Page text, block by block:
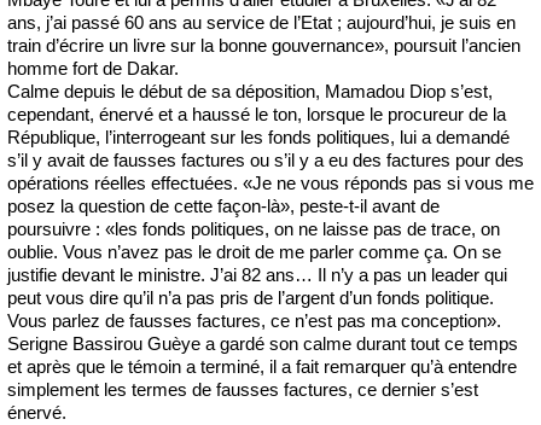
ans, j’ai passé 60 ans au service de l’Etat ; aujourd’hui, je suis en
train d’écrire un livre sur la bonne gouvernance», poursuit l’ancien
homme fort de Dakar.
Calme depuis le début de sa déposition, Mamadou Diop s’est,
cependant, énervé et a haussé le ton, lorsque le procureur de la
République, l’interrogeant sur les fonds politiques, lui a demandé
s’il y avait de fausses factures ou s’il y a eu des factures pour des
opérations réelles effectuées. «Je ne vous réponds pas si vous me
posez la question de cette façon-là», peste-t-il avant de
poursuivre : «les fonds politiques, on ne laisse pas de trace, on
oublie. Vous n’avez pas le droit de me parler comme ça. On se
justifie devant le ministre. J’ai 82 ans… Il n’y a pas un leader qui
peut vous dire qu’il n’a pas pris de l’argent d’un fonds politique.
Vous parlez de fausses factures, ce n’est pas ma conception».
Serigne Bassirou Guèye a gardé son calme durant tout ce temps
et après que le témoin a terminé, il a fait remarquer qu’à entendre
simplement les termes de fausses factures, ce dernier s’est
énervé.